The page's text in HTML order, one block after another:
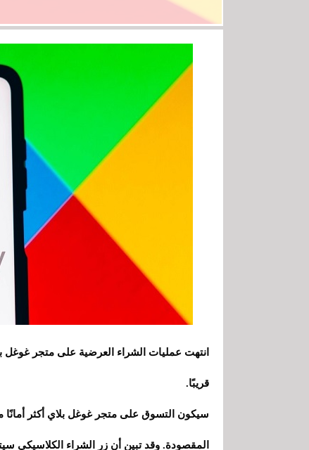
انتهت عمليات الشراء العرضية على متجر غوغل
قريبًا.
سيكون التسوق على متجر غوغل بلاي أكثر
المقصودة. وقد تبين أن زر الشراء الكلاسيكي